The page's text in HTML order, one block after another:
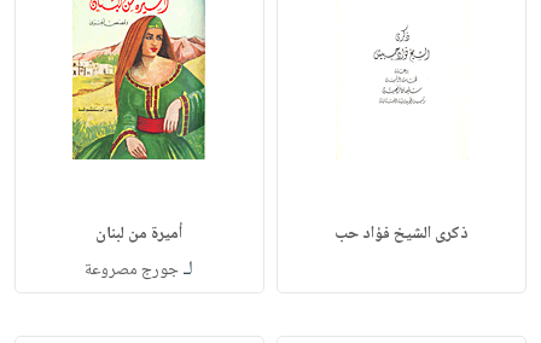
ذكرى الشيخ فؤاد حب أميرة من لبنان
لـجورج مصروعة